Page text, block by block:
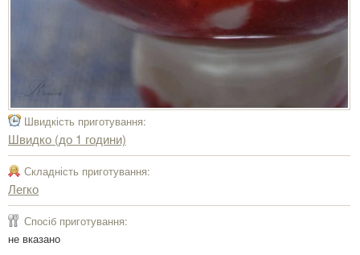
Швидкість приготування:
Швидко (до 1 години)
Складність приготування:
Легко
Спосіб приготування:
не вказано